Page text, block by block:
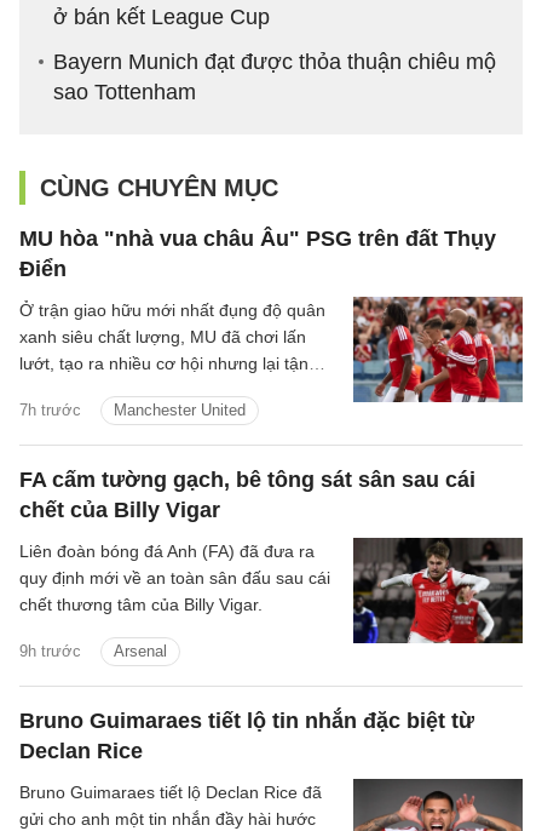
ở bán kết League Cup
Bayern Munich đạt được thỏa thuận chiêu mộ
sao Tottenham
CÙNG CHUYÊN MỤC
MU hòa "nhà vua châu Âu" PSG trên đất Thụy
Điển
7h trước Manchester United
Ở trận giao hữu mới nhất đụng độ quân
xanh siêu chất lượng, MU đã chơi lấn
lướt, tạo ra nhiều cơ hội nhưng lại tận
quả hòa.
FA cấm tường gạch, bê tông sát sân sau cái
chết của Billy Vigar
9h trước Arsenal
Liên đoàn bóng đá Anh (FA) đã đưa ra
quy định mới về an toàn sân đấu sau cái
chết thương tâm của Billy Vigar.
Bruno Guimaraes tiết lộ tin nhắn đặc biệt từ
Declan Rice
Bruno Guimaraes tiết lộ Declan Rice đã
gửi cho anh một tin nhắn đầy hài hước